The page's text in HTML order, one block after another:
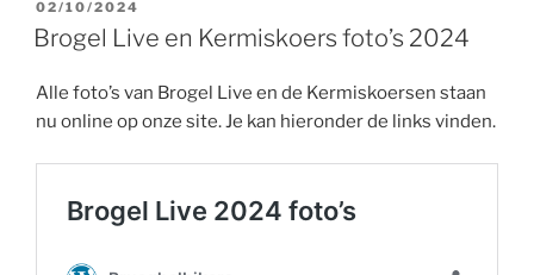
GEPLAATST
OP
02/10/2024
Brogel Live en Kermiskoers foto’s 2024
Alle foto’s van Brogel Live en de Kermiskoersen staan
nu online op onze site. Je kan hieronder de links vinden.